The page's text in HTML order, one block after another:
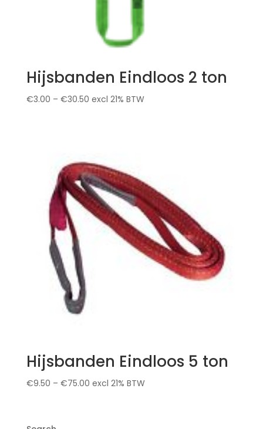
Hijsbanden Eindloos 2 ton
€3.00 – €30.50 excl 21% BTW
Hijsbanden Eindloos 5 ton
€9.50 – €75.00 excl 21% BTW